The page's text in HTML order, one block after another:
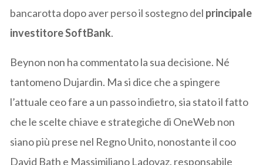
bancarotta dopo aver perso il sostegno del principale
investitore SoftBank.
Beynon non ha commentato la sua decisione. Né
tantomeno Dujardin. Ma si dice che a spingere
l’attuale ceo fare a un passo indietro, sia stato il fatto
che le scelte chiave e strategiche di OneWeb non
siano più prese nel Regno Unito, nonostante il coo
David Bath e Massimiliano Ladovaz, responsabile